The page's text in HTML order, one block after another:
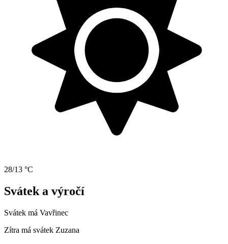
28/13 °C
Svátek a výročí
Svátek má Vavřinec
Zítra má svátek Zuzana